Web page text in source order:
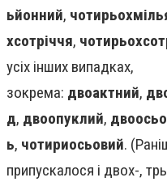
ьйонний,
хсотріччя,
усіх інших випадках,
зокрема: двоактний,
д, двоопуклий,
ь, чотириосьовий.
припускалося і двох-,